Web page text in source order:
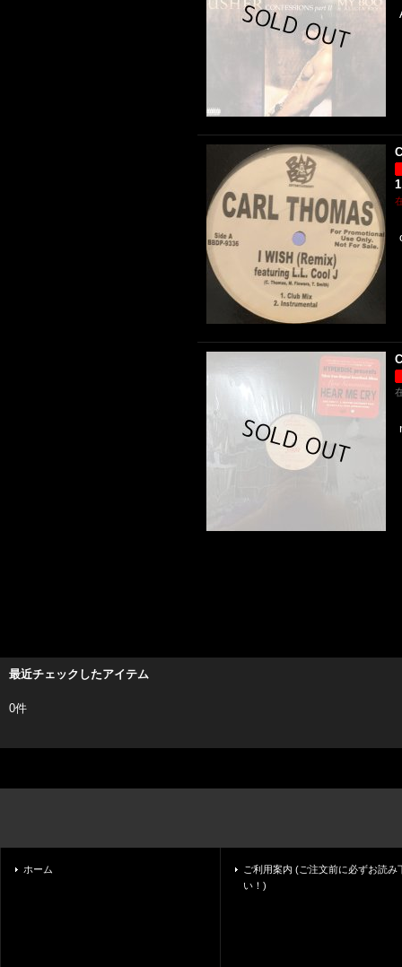
最近チェックしたアイテム
0件
ホーム
ご利用案内 (ご注文前に必ずお読み
い！)